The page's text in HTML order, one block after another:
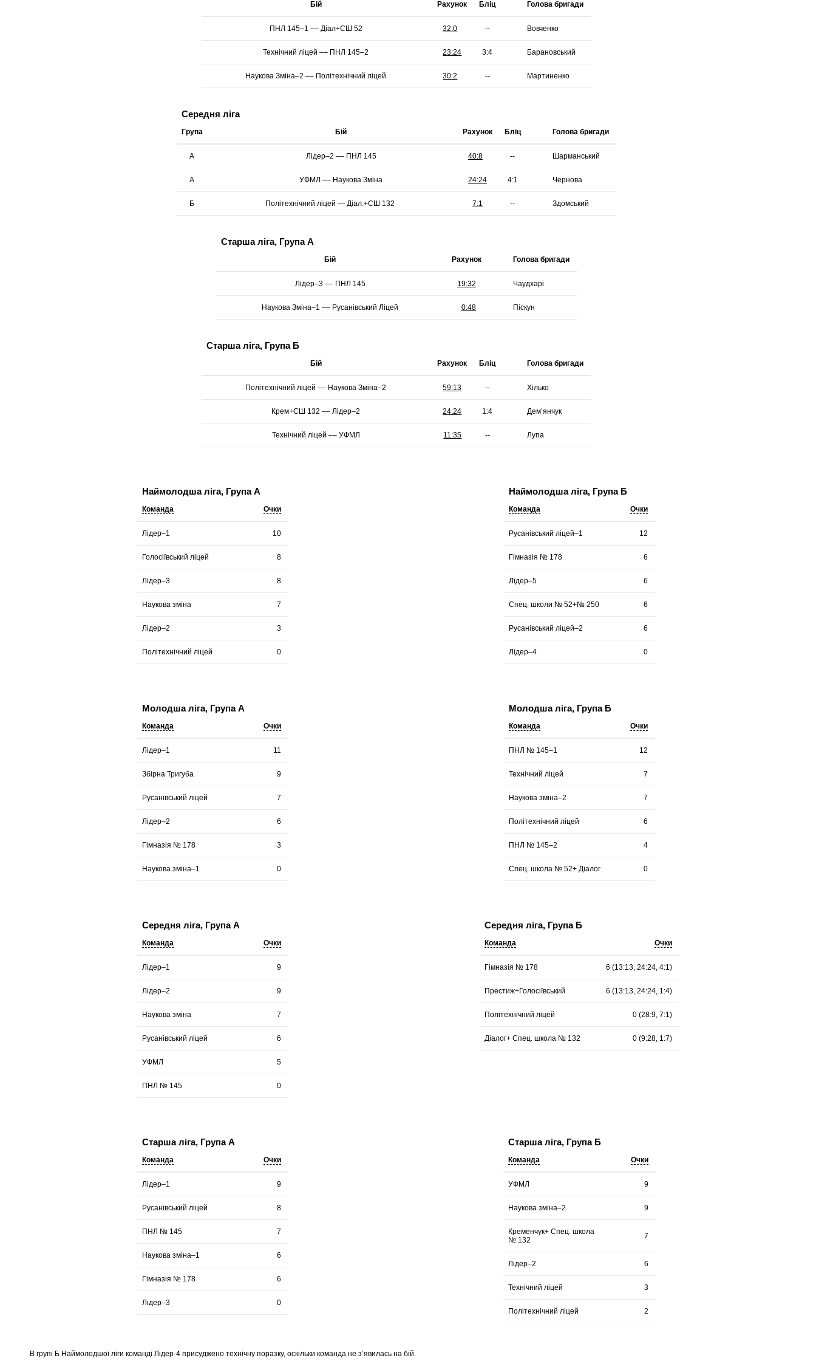
Бій Рахунок Бліц Голова бригади
ПНЛ 145–1 –– Діал+СШ 52 -- Вовченко
Технічний ліцей –– ПНЛ 145–2 Барановський
Наукова Зміна–2 –– Політехнічний ліцей -- Мартиненко
Середня ліга
Група Бій Рахунок Бліц Голова бригади
А Лідер–2 –– ПНЛ 145 -- Шарманський
А УФМЛ –– Наукова Зміна Чернова
Б -- Здомський
Старша ліга, Група А
Бій Рахунок Голова бригади
Лідер–3 –– ПНЛ 145 Чаудхарі
Наукова Зміна–1 –– Русанівський Ліцей Піскун
Старша ліга, Група Б
Бій Рахунок Бліц Голова бригади
Політехнічний ліцей –– Наукова Зміна–2 -- Хілько
Крем+СШ 132 –– Лідер–2 Дем’янчук
Технічний ліцей –– УФМЛ -- Лупа
Наймолодша ліга, Група А
Команда Очки
Лідер–1 10
Голосіївський ліцей 8
Лідер–3 8
Наукова зміна 7
Лідер–2 3
Політехнічний ліцей 0
Наймолодша ліга, Група Б
Команда Очки
Русанівський ліцей–1 12
Гімназія № 178 6
Лідер–5 6
Спец. школи № 52+№ 250 6
Русанівський ліцей–2 6
Лідер–4 0
Молодша ліга, Група А
Команда Очки
Лідер–1 11
Збірна Тригуба 9
Русанівський ліцей 7
Лідер–2 6
Гімназія № 178 3
Наукова зміна–1 0
Молодша ліга, Група Б
Команда Очки
ПНЛ № 145–1 12
Технічний ліцей 7
Наукова зміна–2 7
Політехнічний ліцей 6
ПНЛ № 145–2 4
Спец. школа № 52+ Діалог 0
Середня ліга, Група А
Команда Очки
Лідер–1 9
Лідер–2 9
Наукова зміна 7
Русанівський ліцей 6
УФМЛ 5
ПНЛ № 145 0
Середня ліга, Група Б
Команда Очки
Гімназія № 178 6 (13:13, 24:24, 4:1)
Престиж+Голосіївський 6 (13:13, 24:24, 1:4)
Політехнічний ліцей 0 (28:9, 7:1)
Діалог+ Спец. школа № 132 0 (9:28, 1:7)
Старша ліга, Група А
Команда Очки
Лідер–1 9
Русанівський ліцей 8
ПНЛ № 145 7
Наукова зміна–1 6
Гімназія № 178 6
Лідер–3 0
Старша ліга, Група Б
Команда Очки
УФМЛ 9
Наукова зміна–2 9
Кременчук+ Спец. школа
№ 132
7
Лідер–2 6
Технічний ліцей 3
Політехнічний ліцей 2
В групі Б Наймолодшої ліги команді Лідер-4 присуджено технічну поразку, оскільки команда не з’явилась на бій.